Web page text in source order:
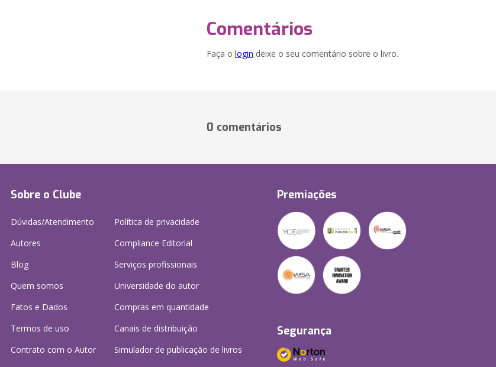
Comentários
Faça o login deixe o seu comentário sobre o livro.
0 comentários
Sobre o Clube
Dúvidas/Atendimento
Autores
Blog
Quem somos
Fatos e Dados
Termos de uso
Contrato com o Autor
Política de privacidade
Compliance Editorial
Serviços profissionais
Universidade do autor
Compras em quantidade
Canais de distribuição
Simulador de publicação de livros
Premiações
Segurança